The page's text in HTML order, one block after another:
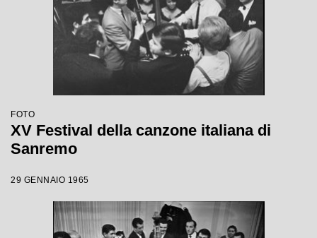
FOTO
XV Festival della canzone italiana di
Sanremo
29 GENNAIO 1965